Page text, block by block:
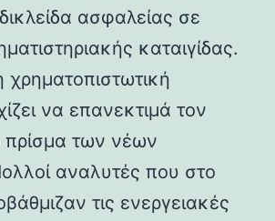
ασφαλείας σε
καταιγίδας.
να επανεκτιμά τον
των νέων
αναλυτές που στο
τις ενεργειακές